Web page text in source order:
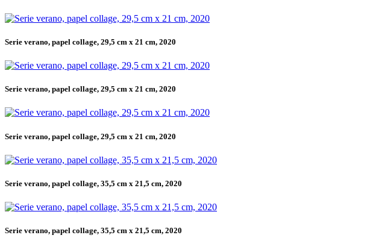
Serie verano, papel collage, 29,5 cm x 21 cm, 2020
Serie verano, papel collage, 29,5 cm x 21 cm, 2020
Serie verano, papel collage, 29,5 cm x 21 cm, 2020
Serie verano, papel collage, 35,5 cm x 21,5 cm, 2020
Serie verano, papel collage, 35,5 cm x 21,5 cm, 2020